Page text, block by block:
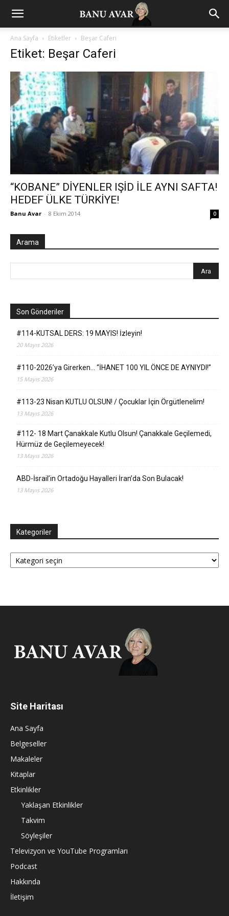
Ana Sayfa Etiketler Beşar Caferi
Etiket: Beşar Caferi
“KOBANE” DİYENLER IŞİD İLE AYNI SAFTA!
HEDEF ÜLKE TÜRKİYE!
Banu Avar - 8 Ekim 2014 0
Arama
Son Gönderiler
#114-KUTSAL DERS: 19 MAYIS! İzleyin!
20 Mayıs 2026
#110-2026’ya Girerken… “İHANET 100 YIL ÖNCE DE AYNIYDI!”
15 Mayıs 2026
#113-23 Nisan KUTLU OLSUN! / Çocuklar İçin Örgütlenelim!
13 Mayıs 2026
#112- 18 Mart Çanakkale Kutlu Olsun! Çanakkale Geçilemedi,
Hürmüz de Geçilemeyecek!
13 Mayıs 2026
ABD-İsrail’in Ortadoğu Hayalleri İran’da Son Bulacak!
13 Mayıs 2026
Kategoriler
Kategoriler
Site Haritası
Ana Sayfa
Belgeseller
Makaleler
Kitaplar
Etkinlikler
Yaklaşan Etkinlikler
Takvim
Söyleşiler
Televizyon ve YouTube Programları
Podcast
Hakkında
İletişim